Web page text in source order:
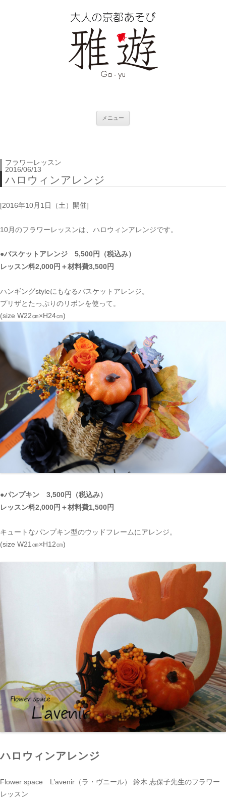
メニュー
フラワーレッスン
2016/06/13
ハロウィンアレンジ
[2016年10月1日（土）開催]
10月のフラワーレッスンは、ハロウィンアレンジです。
●バスケットアレンジ 5,500円（税込み）
レッスン料2,000円＋材料費3,500円
ハンギングstyleにもなるバスケットアレンジ。
プリザとたっぷりのリボンを使って。
(size W22㎝×H24㎝)
●パンプキン 3,500円（税込み）
レッスン料2,000円＋材料費1,500円
キュートなパンプキン型のウッドフレームにアレンジ。
(size W21㎝×H12㎝)
ハロウィンアレンジ
Flower space L’avenir（ラ・ヴニール） 鈴木 志保子先生のフラワー
レッスン